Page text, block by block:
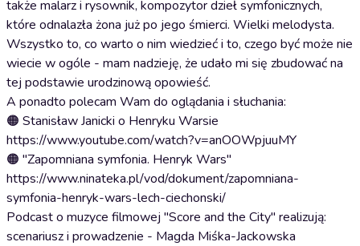
także malarz i rysownik, kompozytor dzieł symfonicznych,
które odnalazła żona już po jego śmierci. Wielki melodysta.
Wszystko to, co warto o nim wiedzieć i to, czego być może nie
wiecie w ogóle - mam nadzieję, że udało mi się zbudować na
tej podstawie urodzinową opowieść.
A ponadto polecam Wam do oglądania i słuchania:
🟠 Stanisław Janicki o Henryku Warsie
https://www.youtube.com/watch?v=anOOWpjuuMY
🟠 "Zapomniana symfonia. Henryk Wars"
https://www.ninateka.pl/vod/dokument/zapomniana-
symfonia-henryk-wars-lech-ciechonski/
Podcast o muzyce filmowej "Score and the City" realizują:
scenariusz i prowadzenie - Magda Miśka-Jackowska